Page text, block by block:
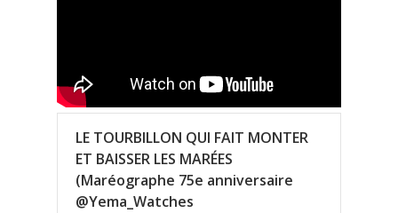
LE TOURBILLON QUI FAIT MONTER
ET BAISSER LES MARÉES
(Maréographe 75e anniversaire
@Yema_Watches